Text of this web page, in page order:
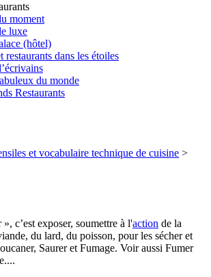
moment
luxe
(hôtel)
restaurants dans les étoiles
du monde
Restaurants
et vocabulaire technique de cuisine >
c’est exposer, soumettre à l'action de la
du lard, du poisson, pour les sécher et
Saurer et Fumage. Voir aussi Fumer